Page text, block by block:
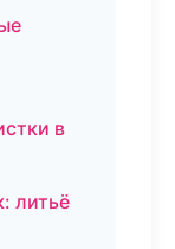
в
литьё